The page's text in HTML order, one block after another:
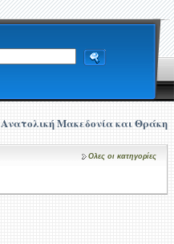
Ανατολική Μακεδονία και Θράκη
Ολες οι κατηγορίες